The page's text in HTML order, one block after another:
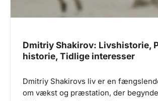
Dmitriy Shakirov: Livshistorie,
historie, Tidlige interesser
Dmitriy Shakirovs liv er en
om vækst og præstation, der